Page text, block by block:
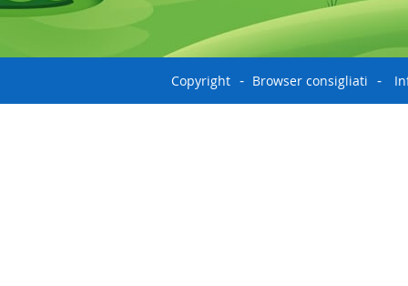
Copyright Browser consigliati